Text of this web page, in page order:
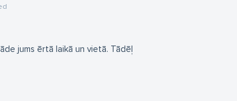
jums ērtā laikā un vietā. Tādēļ